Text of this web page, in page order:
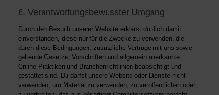
6. Verantwortungsbewusster Umgang
Durch den Besuch unserer Website erklärst du dich damit
einverstanden, diese nur für die Zwecke zu verwenden, die
durch diese Bedingungen, zusätzliche Verträge mit uns sowie
geltende Gesetze, Vorschriften und allgemein anerkannte
Online-Praktiken und Branchenrichtlinien beabsichtigt und
gestattet sind. Du darfst unsere Website oder Dienste nicht
verwenden, um Material zu verwenden, zu veröffentlichen oder